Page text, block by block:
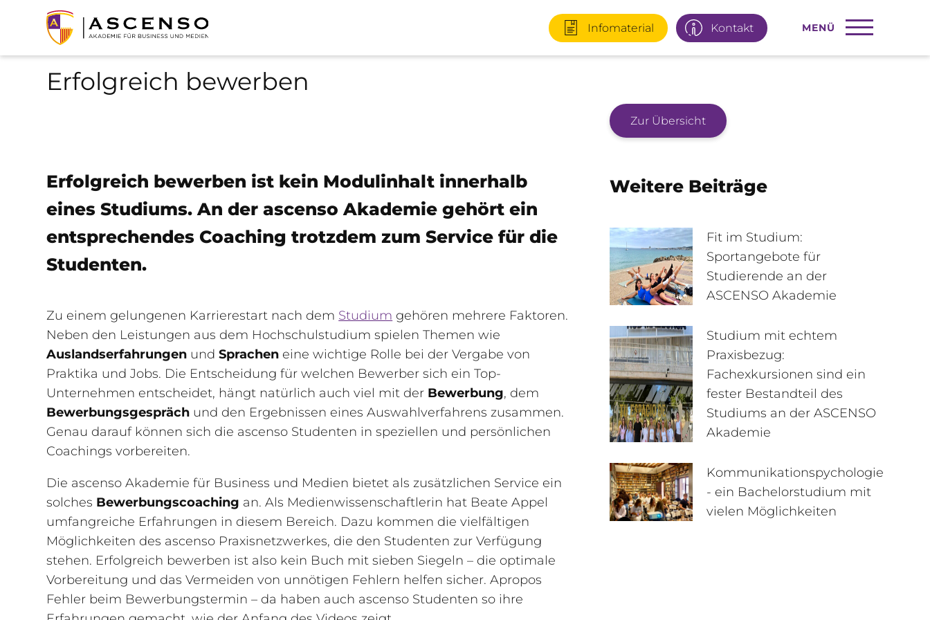
Infomaterial Kontakt MENÜ
Infomaterial
+49 3727 95 92 977 Interner Bereich
Erfolgreich bewerben
Erfolgreich bewerben ist kein Modulinhalt innerhalb
eines Studiums. An der ascenso Akademie gehört ein
entsprechendes Coaching trotzdem zum Service für die
Studenten.
Zu einem gelungenen Karrierestart nach dem Studium gehören mehrere Faktoren.
Neben den Leistungen aus dem Hochschulstudium spielen Themen wie
Auslandserfahrungen undSprachen eine wichtige Rolle bei der Vergabe von
Praktika und Jobs. Die Entscheidung für welchen Bewerber sich ein Top-
Unternehmen entscheidet, hängt natürlich auch viel mit der Bewerbung, dem
Bewerbungsgespräch und den Ergebnissen eines Auswahlverfahrens zusammen.
Genau darauf können sich die ascenso Studenten in speziellen und persönlichen
Coachings vorbereiten.
Die ascenso Akademie für Business und Medien bietet als zusätzlichen Service ein
solches Bewerbungscoaching an. Als Medienwissenschaftlerin hat Beate Appel
umfangreiche Erfahrungen in diesem Bereich. Dazu kommen die vielfältigen
Möglichkeiten des ascenso Praxisnetzwerkes, die den Studenten zur Verfügung
stehen. Erfolgreich bewerben ist also kein Buch mit sieben Siegeln – die optimale
Vorbereitung und das Vermeiden von unnötigen Fehlern helfen sicher. Apropos
Fehler beim Bewerbungstermin – da haben auch ascenso Studenten so ihre
Zur Übersicht
Weitere Beiträge
Fit im Studium:
Sportangebote für
Studierende an der
ASCENSO Akademie
Studium mit echtem
Praxisbezug:
Fachexkursionen sind ein
fester Bestandteil des
Studiums an der ASCENSO
Akademie
Kommunikationspychologie
- ein Bachelorstudium mit
vielen Möglichkeiten